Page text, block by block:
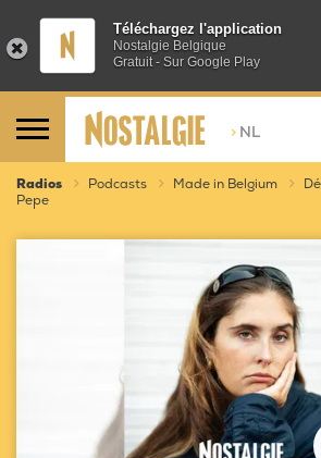
Téléchargez l'application
Nostalgie Belgique
Gratuit - Sur Google Play
> NL
Radios Podcasts Made in Belgium
Pepe